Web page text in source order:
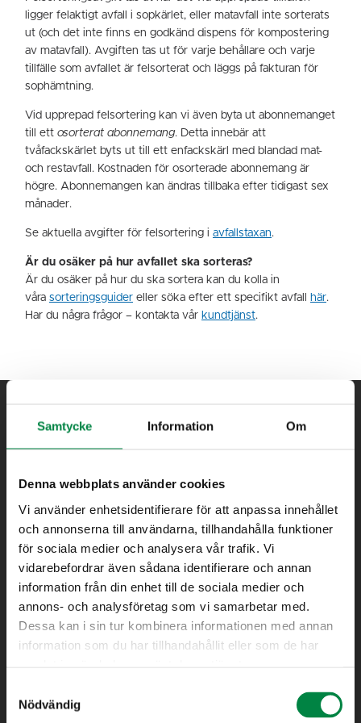
Samtycke Information Om
Denna webbplats använder cookies
Vi använder enhetsidentifierare för att anpassa innehållet
och annonserna till användarna, tillhandahålla funktioner
för sociala medier och analysera vår trafik. Vi
vidarebefordrar även sådana identifierare och annan
information från din enhet till de sociala medier och
annons- och analysföretag som vi samarbetar med.
Dessa kan i sin tur kombinera informationen med annan
information som du har tillhandahållit eller som de har
Nödvändig
ligger felaktigt avfall i sopkärlet, eller matavfall inte sorterats
ut (och det inte finns en godkänd dispens för kompostering
av matavfall). Avgiften tas ut för varje behållare och varje
tillfälle som avfallet är felsorterat och läggs på fakturan för
sophämtning.
Vid upprepad felsortering kan vi även byta ut abonnemanget
till ett osorterat abonnemang. Detta innebär att
tvåfackskärlet byts ut till ett enfackskärl med blandad mat-
och restavfall. Kostnaden för osorterade abonnemang är
högre. Abonnemangen kan ändras tillbaka efter tidigast sex
månader.
Se aktuella avgifter för felsortering i avfallstaxan.
Är du osäker på hur avfallet ska sorteras?
Är du osäker på hur du ska sortera kan du kolla in
våra sorteringsguider eller söka efter ett specifikt avfall här.
Har du några frågor – kontakta vår kundtjänst.
Bredband
Elhandel
Elnät
Fjärrvärme
Avfall